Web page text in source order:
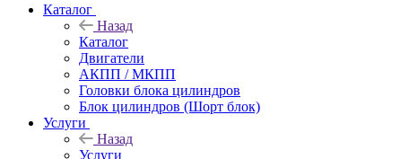
Каталог
Назад
Каталог
Двигатели
АКПП / МКПП
Головки блока цилиндров
Блок цилиндров (Шорт блок)
Услуги
Назад
Услуги